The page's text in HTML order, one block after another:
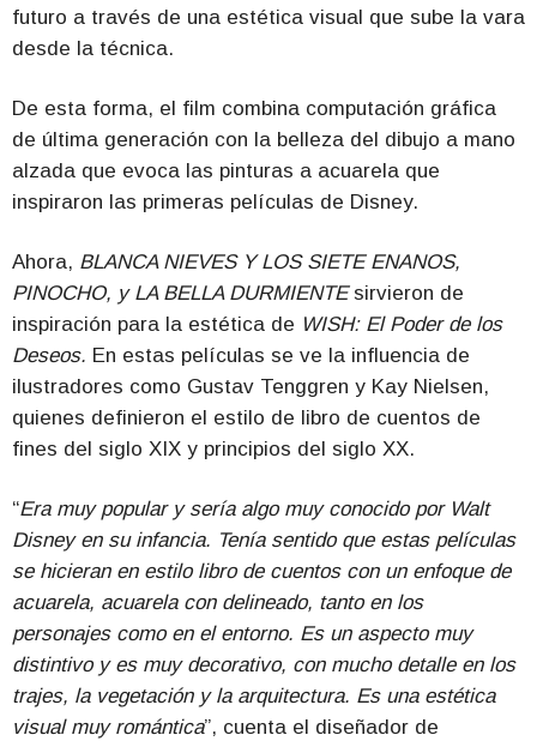
futuro a través de una estética visual que sube la vara
desde la técnica.
De esta forma, el film combina computación gráfica
de última generación con la belleza del dibujo a mano
alzada que evoca las pinturas a acuarela que
inspiraron las primeras películas de Disney.
Ahora, BLANCA NIEVES Y LOS SIETE ENANOS,
PINOCHO, y LA BELLA DURMIENTE sirvieron de
inspiración para la estética de WISH: El Poder de los
Deseos. En estas películas se ve la influencia de
ilustradores como Gustav Tenggren y Kay Nielsen,
quienes definieron el estilo de libro de cuentos de
fines del siglo XIX y principios del siglo XX.
“Era muy popular y sería algo muy conocido por Walt
Disney en su infancia. Tenía sentido que estas películas
se hicieran en estilo libro de cuentos con un enfoque de
acuarela, acuarela con delineado, tanto en los
personajes como en el entorno. Es un aspecto muy
distintivo y es muy decorativo, con mucho detalle en los
trajes, la vegetación y la arquitectura. Es una estética
visual muy romántica”, cuenta el diseñador de